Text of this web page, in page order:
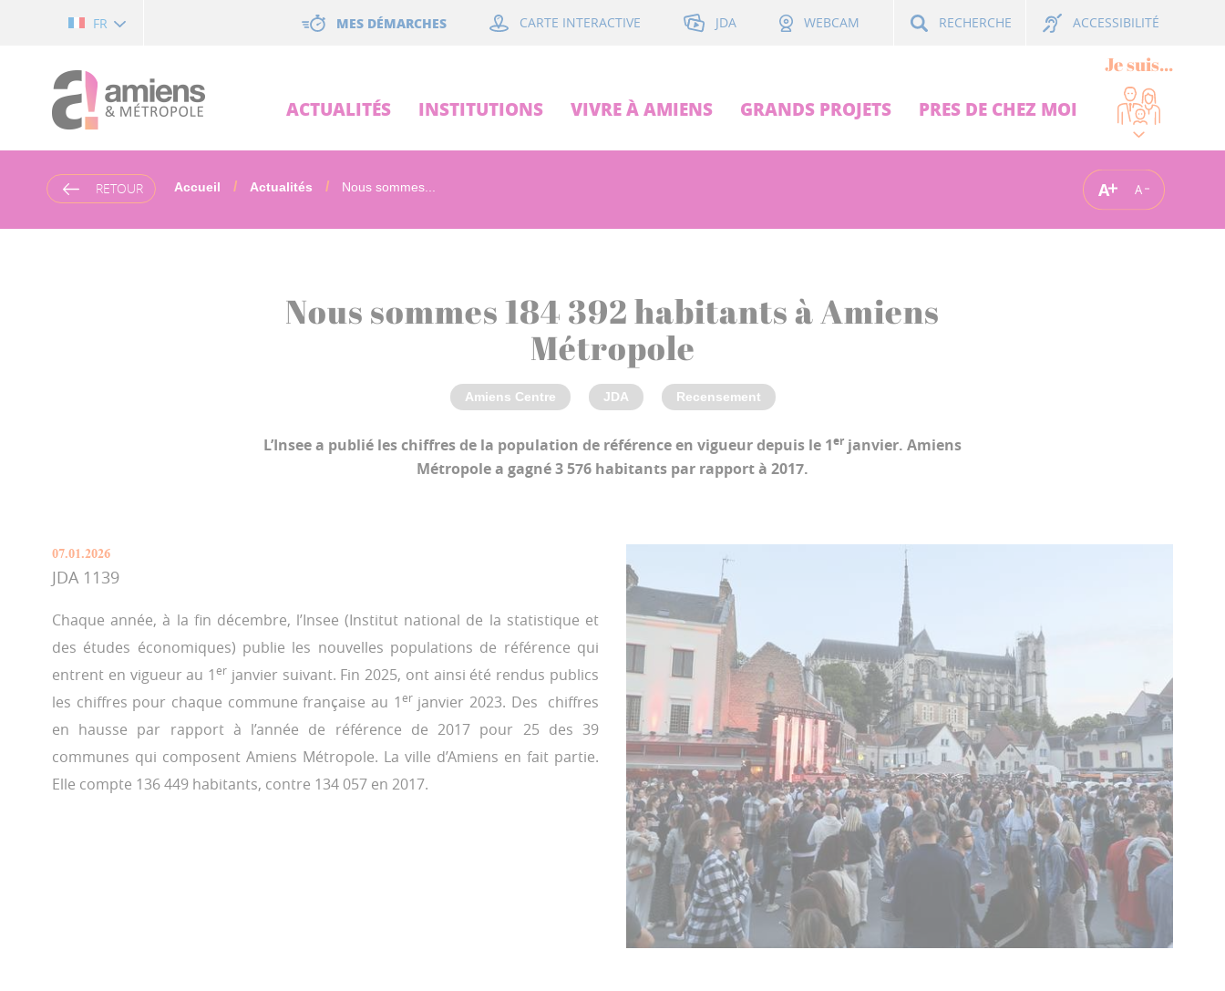
FR MES DÉMARCHES CARTE INTERACTIVE JDA WEBCAM RECHERCHE ACCESSIBILITÉ
ACTUALITÉS INSTITUTIONS VIVRE À AMIENS GRANDS PROJETS PRES DE CHEZ MOI
Je suis...
RETOUR Accueil Actualités Nous sommes... A A
Nous sommes 184 392 habitants à Amiens
Métropole
Amiens Centre JDA Recensement
L’Insee a publié les chiffres de la population de référence en vigueur depuis le 1er janvier. Amiens
Métropole a gagné 3 576 habitants par rapport à 2017.
07.01.2026
JDA 1139
Chaque année, à la fin décembre, l’Insee (Institut national de la statistique et
des études économiques) publie les nouvelles populations de référence qui
entrent en vigueur au 1er janvier suivant. Fin 2025, ont ainsi été rendus publics
les chiffres pour chaque commune française au 1erjanvier 2023. Des chiffres
en hausse par rapport à l’année de référence de 2017 pour 25 des 39
communes qui composent Amiens Métropole. La ville d’Amiens en fait partie.
Elle compte 136 449 habitants, contre 134 057 en 2017.